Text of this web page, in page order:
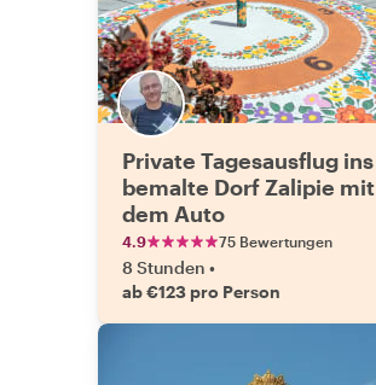
Private Tagesausflug ins
bemalte Dorf Zalipie mit
dem Auto
4.9 75 Bewertungen
8 Stunden •
ab €123 pro Person